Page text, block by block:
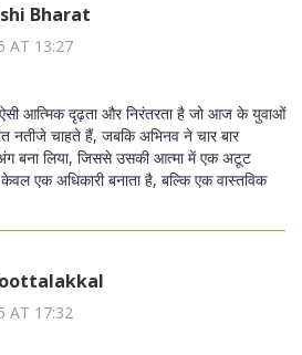
Bharat
AT 13:27
आत्मिक दृढ़ता और निरंतरता है जो आज के युवाओं
नतीजे चाहते हैं, जबकि अभिनव ने चार बार
लिया, जिससे उसकी आत्मा में एक अटूट
एक अधिकारी बनाता है, बल्कि एक वास्तविक
AT 17:32